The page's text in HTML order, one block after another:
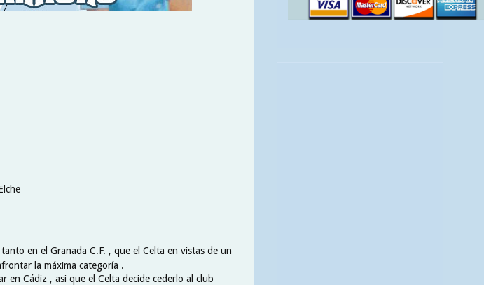
en el Granada C.F. , que el Celta en vistas de un
la máxima categoría .
en Cádiz , asi que el Celta decide cederlo al club